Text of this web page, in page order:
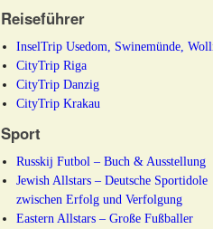
Reiseführer
InselTrip Usedom, Swinemünde,
CityTrip Riga
CityTrip Danzig
CityTrip Krakau
Sport
Russkij Futbol – Buch & Ausstellung
Jewish Allstars – Deutsche Sportidole
zwischen Erfolg und Verfolgung
Eastern Allstars – Große Fußballer